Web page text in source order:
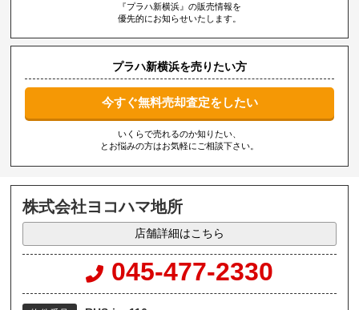
『プラハ新横浜』の販売情報を
優先的にお知らせいたします。
プラハ新横浜を売りたい方
今すぐ無料売却査定をしたい
いくらで売れるのか知りたい、
とお悩みの方はお気軽にご相談下さい。
株式会社ヨコハマ地所
店舗詳細はこちら
045-477-2330